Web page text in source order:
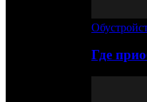
Где